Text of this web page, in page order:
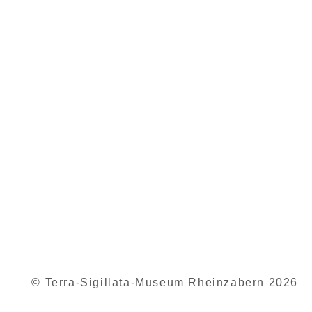
© Terra-Sigillata-Museum Rheinzabern 2026